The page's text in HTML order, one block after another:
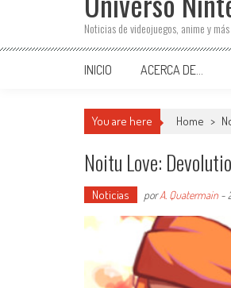
Noticias de videojuegos, anime y más
INICIO ACERCA DE…
You are here Home >
Noitu Love:
Noticias porA. Quatermain -